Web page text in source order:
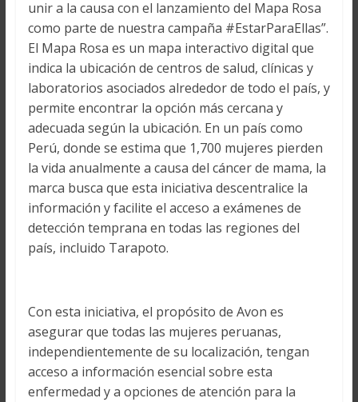
unir a la causa con el lanzamiento del Mapa Rosa
como parte de nuestra campaña #EstarParaEllas”.
El Mapa Rosa es un mapa interactivo digital que
indica la ubicación de centros de salud, clínicas y
laboratorios asociados alrededor de todo el país, y
permite encontrar la opción más cercana y
adecuada según la ubicación. En un país como
Perú, donde se estima que 1,700 mujeres pierden
la vida anualmente a causa del cáncer de mama, la
marca busca que esta iniciativa descentralice la
información y facilite el acceso a exámenes de
detección temprana en todas las regiones del
país, incluido Tarapoto.
Con esta iniciativa, el propósito de Avon es
asegurar que todas las mujeres peruanas,
independientemente de su localización, tengan
acceso a información esencial sobre esta
enfermedad y a opciones de atención para la